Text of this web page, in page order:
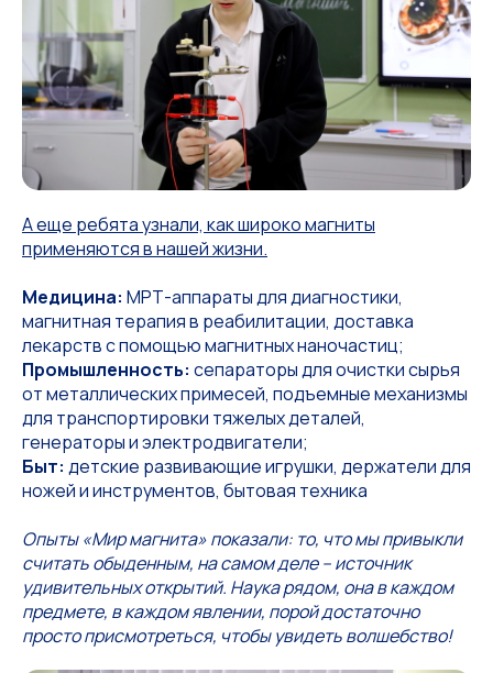
А еще ребята узнали, как широко магниты
применяются в нашей жизни.
Медицина: МРТ-аппараты для диагностики,
магнитная терапия в реабилитации, доставка
лекарств с помощью магнитных наночастиц;
Промышленность: сепараторы для очистки сырья
от металлических примесей, подъемные механизмы
для транспортировки тяжелых деталей,
генераторы и электродвигатели;
Быт: детские развивающие игрушки, держатели для
ножей и инструментов, бытовая техника
Опыты «Мир магнита» показали: то, что мы привыкли
считать обыденным, на самом деле – источник
удивительных открытий. Наука рядом, она в каждом
предмете, в каждом явлении, порой достаточно
просто присмотреться, чтобы увидеть волшебство!